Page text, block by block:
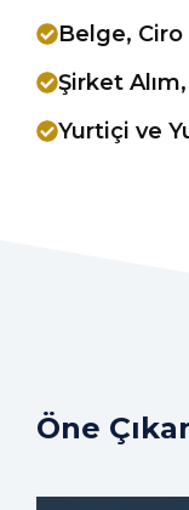
Belge,
Şirket
Yurtiçi ve
Öne